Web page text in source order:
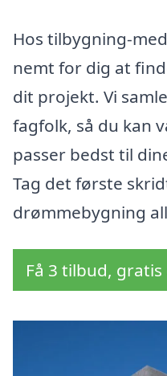
Hos tilbygning-
nemt for dig at
dit projekt. Vi
fagfolk, så du kan
passer bedst til
Tag det første
drømmebygning
Få 3 tilbud,